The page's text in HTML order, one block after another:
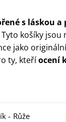
s láskou a
Tyto košíky jsou
jako
ty, kteříocení
- Růže